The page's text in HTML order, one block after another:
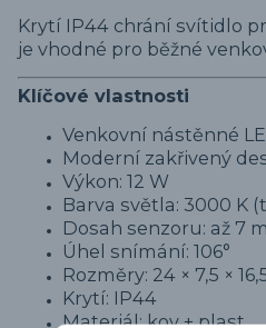
Krytí IP44 chrání svítidlo
je vhodné pro běžné
Klíčové vlastnosti
Venkovní nástěnné
Moderní zakřivený
Výkon: 12 W
Barva světla: 3000 K
Dosah senzoru: až 7 m
Úhel snímání: 106°
Rozměry: 24 × 7,5 ×
Krytí: IP44
Materiál: kov + plast